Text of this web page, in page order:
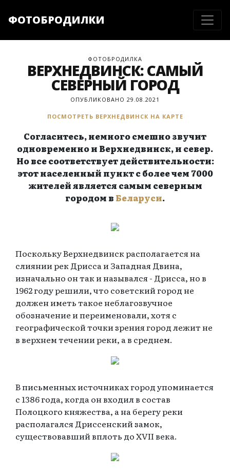
ФОТОБРОДИЛКИ
ФОТОБРОДИЛКА
ВЕРХНЕДВИНСК: САМЫЙ
СЕВЕРНЫЙ ГОРОД
ОПУБЛИКОВАНО 29.08.2021
ПОСМОТРЕТЬ ВЕРХНЕДВИНСК НА КАРТЕ
Согласитесь, немного смешно звучит
одновременно и Верхнедвинск, и север.
Но все соответствует действительности:
этот населенный пункт с более чем 7000
жителей является самым северным
городом в Беларуси.
Поскольку Верхнедвинск располагается на
слиянии рек Дрисса и Западная Двина,
изначально он так и назывался - Дрисса, но в
1962 году решили, что советский город не
должен иметь такое неблагозвучное
обозначение и переименовали, хотя с
географической точки зрения город лежит не
в верхнем течении реки, а в среднем.
В письменных источниках город упоминается
с 1386 года, когда он входил в состав
Полоцкого княжества, а на берегу реки
располагался Дриссенский замок,
существовавший вплоть до XVII века.